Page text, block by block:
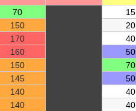
70 15
150 20
170 40
160 50
150 70
145 50
140 40
140 40